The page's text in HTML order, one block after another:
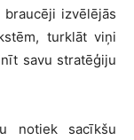
izvēlējās
turklāt viņi
savu stratēģiju
notiek sacīkšu